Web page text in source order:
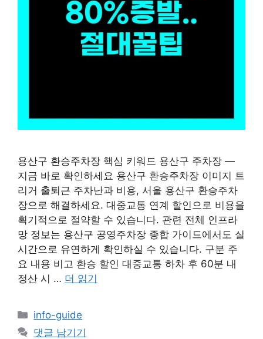
용산구 환승주차장 핵심 키워드 용산구 주차장 —
지금 바로 확인하세요 용산구 환승주차장 이미지 트
리거 출퇴근 주차난과 비용, 서울 용산구 환승주차
장으로 해결하세요. 대중교통 연계 할인으로 비용을
획기적으로 절약할 수 있습니다. 관련 전체 인프라
망 정보는 용산구 공영주차장 종합 가이드에서도 실
시간으로 유연하게 확인하실 수 있습니다. 구분 주
요 내용 비고 환승 할인 대중교통 하차 후 60분 내
정산 시 … 더 읽기
카
테
info-guide
댓글 남기기